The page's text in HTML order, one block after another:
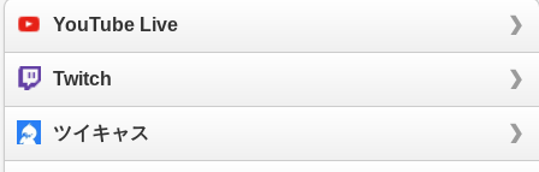
YouTube Live
Twitch
ツイキャス